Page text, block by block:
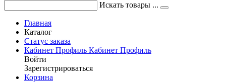
Искать товары ...
Главная
Каталог
Статус заказа
Кабинет Профиль Кабинет Профиль
Войти
Зарегистрироваться
Корзина